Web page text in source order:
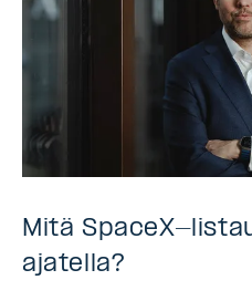
Mitä SpaceX-
ajatella?